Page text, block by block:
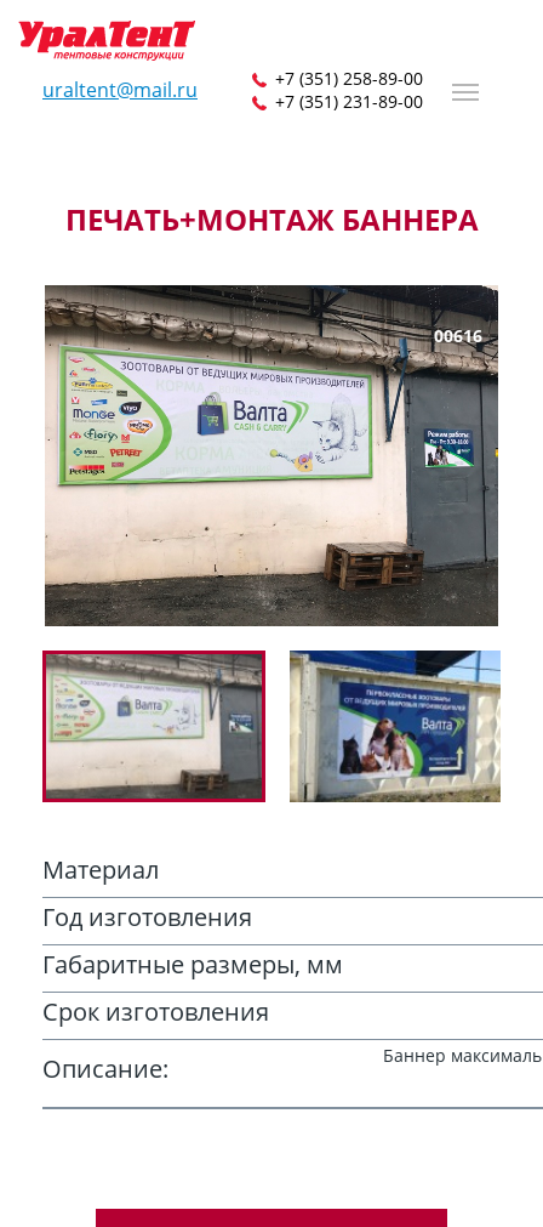
uraltent@mail.ru
+7 (351) 258-89-00
+7 (351) 231-89-00
ПЕЧАТЬ+МОНТАЖ БАННЕРА
00616
Материал
Год изготовления
Габаритные размеры, мм
Срок изготовления
Описание:
Баннер